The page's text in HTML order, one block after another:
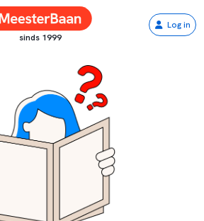
sinds 1999
Log in